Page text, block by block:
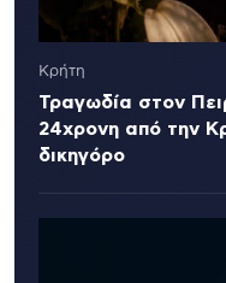
Κρήτη
Τραγωδία στον
24χρονη από την
δικηγόρο